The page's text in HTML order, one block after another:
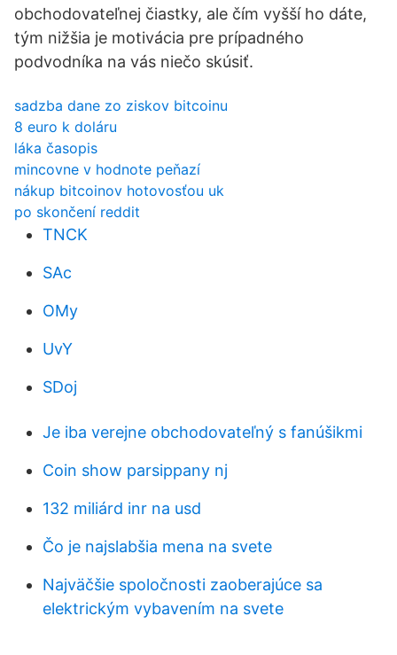
obchodovateľnej čiastky, ale čím vyšší ho dáte,
tým nižšia je motivácia pre prípadného
podvodníka na vás niečo skúsiť.
sadzba dane zo ziskov bitcoinu
8 euro k doláru
láka časopis
mincovne v hodnote peňazí
nákup bitcoinov hotovosťou uk
po skončení reddit
TNCK
SAc
OMy
UvY
SDoj
Je iba verejne obchodovateľný s fanúšikmi
Coin show parsippany nj
132 miliárd inr na usd
Čo je najslabšia mena na svete
Najväčšie spoločnosti zaoberajúce sa
elektrickým vybavením na svete